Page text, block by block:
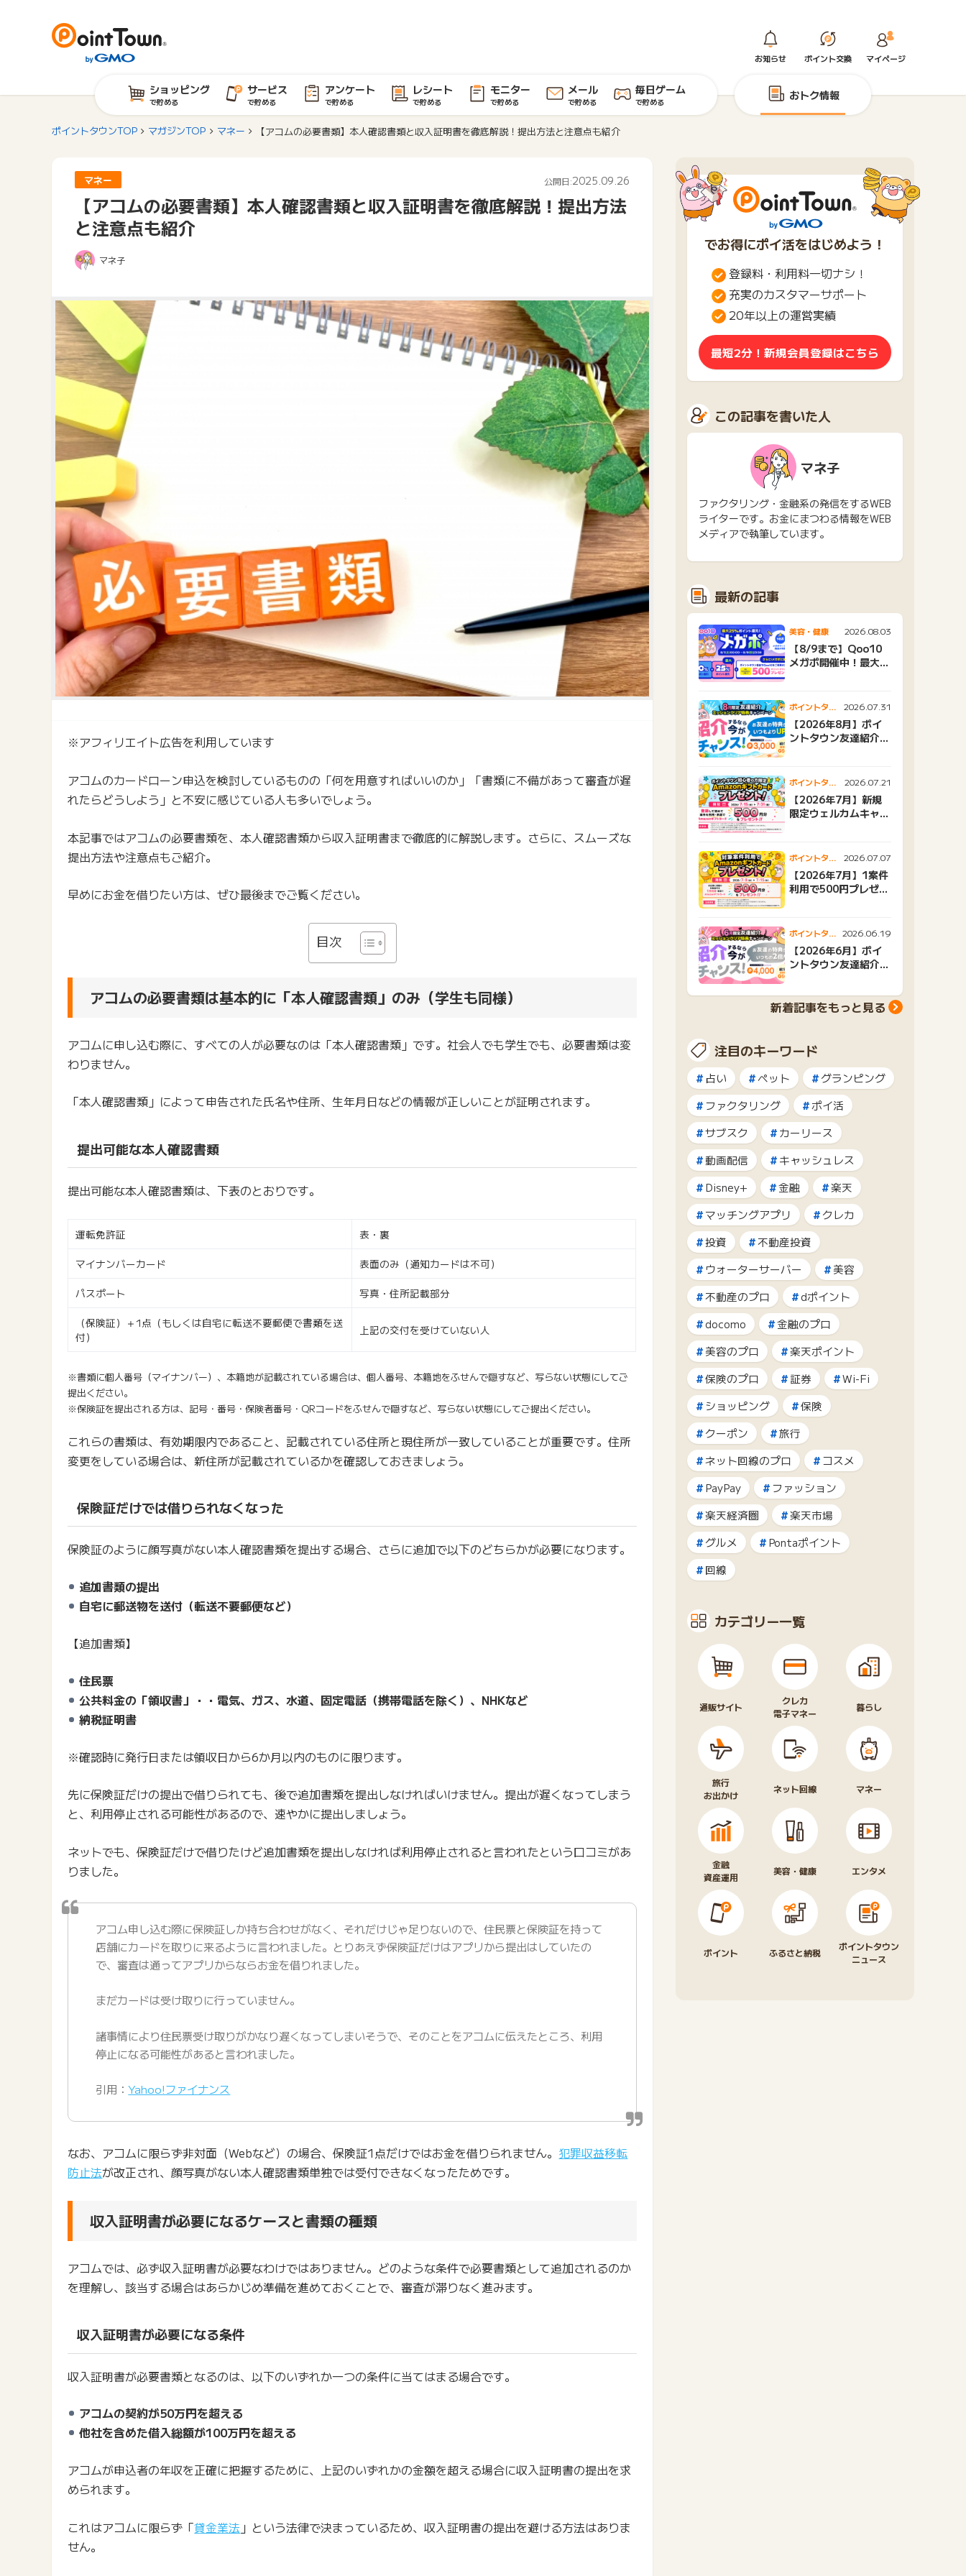
お知らせ ポイント交換 マイページ
ショッピング
で貯める
サービス
で貯める
アンケート
で貯める
レシート
で貯める
モニター
で貯める
メール
で貯める
毎日ゲーム
で貯める おトク情報
ポイントタウンTOP マガジンTOP マネー 【アコムの必要書類】本人確認書類と収入証明書を徹底解説！提出方法と注意点も紹介
マネー 公開日:2025.09.26
【アコムの必要書類】本人確認書類と収入証明書を徹底解説！提出方法
と注意点も紹介
マネ子
※アフィリエイト広告を利用しています
アコムのカードローン申込を検討しているものの「何を用意すればいいのか」「書類に不備があって審査が遅
れたらどうしよう」と不安に感じている人も多いでしょう。
本記事ではアコムの必要書類を、本人確認書類から収入証明書まで徹底的に解説します。さらに、スムーズな
提出方法や注意点もご紹介。
早めにお金を借りたい方は、ぜひ最後までご覧ください。
目次
アコムの必要書類は基本的に「本人確認書類」のみ（学生も同様）
アコムに申し込む際に、すべての人が必要なのは「本人確認書類」です。社会人でも学生でも、必要書類は変
わりません。
「本人確認書類」によって申告された氏名や住所、生年月日などの情報が正しいことが証明されます。
提出可能な本人確認書類
提出可能な本人確認書類は、下表のとおりです。
運転免許証 表・裏
マイナンバーカード 表面のみ（通知カードは不可）
パスポート 写真・住所記載部分
（保険証）＋1点（もしくは自宅に転送不要郵便で書類を送
付）
上記の交付を受けていない人
※書類に個人番号（マイナンバー）、本籍地が記載されている場合は、個人番号、本籍地をふせんで隠すなど、写らない状態にしてご
提出ください。
※保険証を提出される方は、記号・番号・保険者番号・QRコードをふせんで隠すなど、写らない状態にしてご提出ください。
これらの書類は、有効期限内であること、記載されている住所と現住所が一致していることが重要です。住所
変更をしている場合は、新住所が記載されているかを確認しておきましょう。
保険証だけでは借りられなくなった
保険証のように顔写真がない本人確認書類を提出する場合、さらに追加で以下のどちらかが必要になります。
追加書類の提出
自宅に郵送物を送付（転送不要郵便など）
【追加書類】
住民票
公共料金の「領収書」・・電気、ガス、水道、固定電話（携帯電話を除く）、NHKなど
納税証明書
※確認時に発行日または領収日から6か月以内のものに限ります。
先に保険証だけの提出で借りられても、後で追加書類を提出しなければいけません。提出が遅くなってしまう
と、利用停止される可能性があるので、速やかに提出しましょう。
ネットでも、保険証だけで借りたけど追加書類を提出しなければ利用停止されると言われたという口コミがあ
りました。
アコム申し込む際に保険証しか持ち合わせがなく、それだけじゃ足りないので、住民票と保険証を持って
店舗にカードを取りに来るように言われました。とりあえず保険証だけはアプリから提出はしていたの
で、審査は通ってアプリからならお金を借りれました。
まだカードは受け取りに行っていません。
諸事情により住民票受け取りがかなり遅くなってしまいそうで、そのことをアコムに伝えたところ、利用
停止になる可能性があると言われました。
引用：Yahoo!ファイナンス
なお、アコムに限らず非対面（Webなど）の場合、保険証1点だけではお金を借りられません。 犯罪収益移転
防止法が改正され、顔写真がない本人確認書類単独では受付できなくなったためです。
収入証明書が必要になるケースと書類の種類
アコムでは、必ず収入証明書が必要なわけではありません。どのような条件で必要書類として追加されるのか
を理解し、該当する場合はあらかじめ準備を進めておくことで、審査が滞りなく進みます。
収入証明書が必要になる条件
収入証明書が必要書類となるのは、以下のいずれか一つの条件に当てはまる場合です。
アコムの契約が50万円を超える
他社を含めた借入総額が100万円を超える
アコムが申込者の年収を正確に把握するために、上記のいずれかの金額を超える場合に収入証明書の提出を求
められます。
これはアコムに限らず「貸金業法 」という法律で決まっているため、収入証明書の提出を避ける方法はありま
せん。
でお得にポイ活をはじめよう！
登録料・利用料一切ナシ！
充実のカスタマーサポート
20年以上の運営実績
最短2分！新規会員登録はこちら
この記事を書いた人
マネ子
ファクタリング・金融系の発信をするWEB
ライターです。お金にまつわる情報をWEB
メディアで執筆しています。
最新の記事
美容・健康 2026.08.03
【8/9まで】Qoo10
メガポ開催中！最大
ポイントタウ
ンニュース
2026.07.31
【2026年8月】ポイ
ントタウン友達紹介キ
ポイントタウ
ンニュース
2026.07.21
【2026年7月】新規
限定ウェルカムキャン
ポイントタウ
ンニュース
2026.07.07
【2026年7月】1案件
利用で500円プレゼン
ポイントタウ
ンニュース
2026.06.19
【2026年6月】ポイ
ントタウン友達紹介キ
新着記事をもっと見る
注目のキーワード
占い ペット
グランピング
ファクタリング
ポイ活
サブスク
カーリース
動画配信
キャッシュレス
Disney+
金融
楽天
マッチングアプリ
クレカ
投資
不動産投資
ウォーターサーバー
美容
不動産のプロ
dポイント
docomo
金融のプロ
美容のプロ
楽天ポイント
保険のプロ
証券
Wi-Fi
ショッピング
保険
クーポン
旅行
ネット回線のプロ
コスメ
PayPay
ファッション
楽天経済圏
楽天市場
グルメ
Pontaポイント
回線
カテゴリー一覧
通販サイト
クレカ
電子マネー
暮らし
旅行
お出かけ
ネット回線 マネー
金融
資産運用
美容・健康 エンタメ
ポイント ふるさと納税
ポイントタウン
ニュース